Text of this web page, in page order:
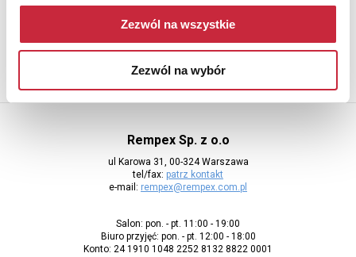
Zezwól na wszystkie
Zezwól na wybór
Rempex Sp. z o.o
ul Karowa 31, 00-324 Warszawa
tel/fax: patrz kontakt
e-mail: rempex@rempex.com.pl
Salon: pon. - pt. 11:00 - 19:00
Biuro przyjęć: pon. - pt. 12:00 - 18:00
Konto: 24 1910 1048 2252 8132 8822 0001